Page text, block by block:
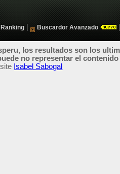
Ranking Buscardor Avanzado
los resultados son los
no representar el
Isabel Sabogal